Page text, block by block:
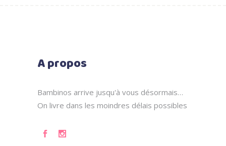
A propos
Bambinos arrive jusqu'à vous désormais…
On livre dans les moindres délais possibles